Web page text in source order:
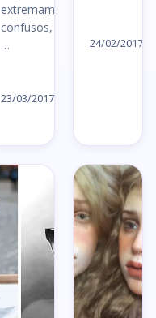
extremamente
confusos,
…
23/03/2017
24/02/2017